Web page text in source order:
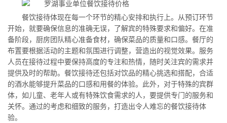
餐饮接待体现在每一个环节的精心安排和执行上。从预订环节
开始，就要确保信息的准确无误，了解宾的特殊要求和偏好。在准
备阶段，厨房团队精心准备食材，确保菜品的质量和口感。餐厅的
布置要根据活动的主题和氛围进行调整，营造出的视觉效果。服务
人员在接待过程中要保持高度的专注和热情，随时关注宾的需求并
提供及时的帮助。餐饮接待还包括对饮品的精心挑选和搭配，合适
的酒水能够提升菜品的口感和用餐的体验。此外，对于特殊的宾群
体，如儿童、老年人或有特殊饮食需求的人，要提供专门的服务和
关怀。通过的考虑和细致的服务，打造出令人难忘的餐饮接待体
验。